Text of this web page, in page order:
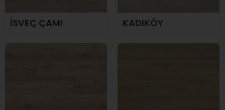
İSVEÇ ÇAMI KADIKÖY